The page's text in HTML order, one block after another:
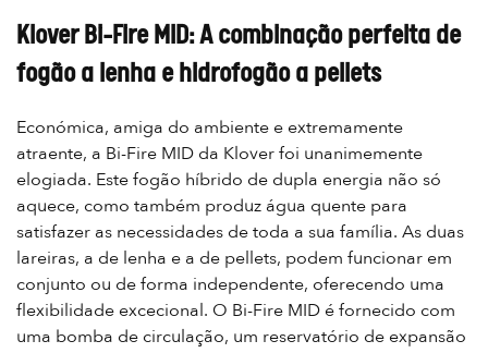
Klover Bi-Fire MID: A combinação perfeita de
fogão a lenha e hidrofogão a pellets
Económica, amiga do ambiente e extremamente
atraente, a Bi-Fire MID da Klover foi unanimemente
elogiada. Este fogão híbrido de dupla energia não só
aquece, como também produz água quente para
satisfazer as necessidades de toda a sua família. As duas
lareiras, a de lenha e a de pellets, podem funcionar em
conjunto ou de forma independente, oferecendo uma
flexibilidade excecional. O Bi-Fire MID é fornecido com
uma bomba de circulação, um reservatório de expansão